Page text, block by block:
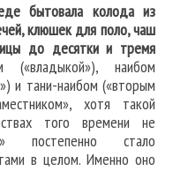
бытовала колода из
клюшек для поло, чаш
до десятки и тремя
(«владыкой»), наибом
и тани-наибом («вторым
хотя такой
того времени не
постепенно стало
в целом. Именно оно